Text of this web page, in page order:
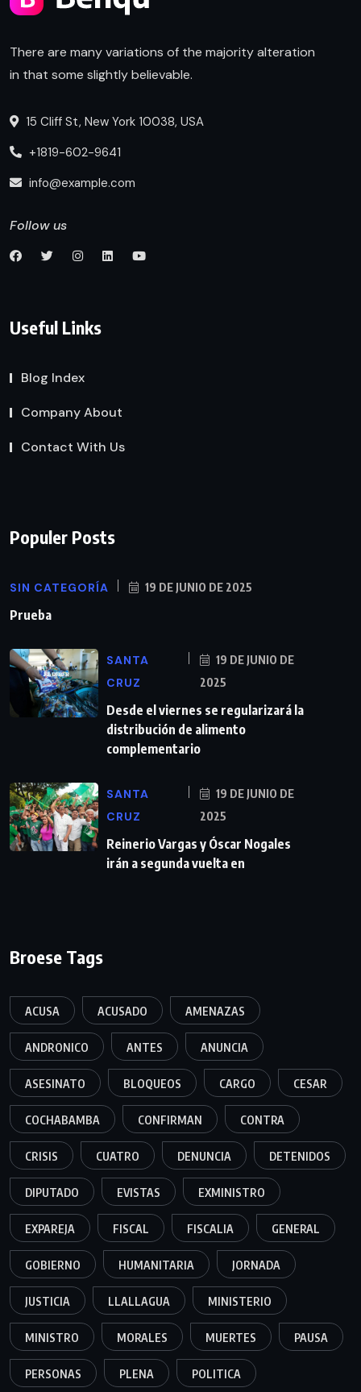
There are many variations of the majority alteration
in that some slightly believable.
15 Cliff St, New York 10038, USA
+1819-602-9641
info@example.com
Follow us
Useful Links
Blog Index
Company About
Contact With Us
Populer Posts
SIN CATEGORÍA 19 DE JUNIO DE 2025
Prueba
SANTA
CRUZ
19 DE JUNIO DE
2025
Desde el viernes se regularizará la
distribución de alimento
complementario
SANTA
CRUZ
19 DE JUNIO DE
2025
Reinerio Vargas y Óscar Nogales
irán a segunda vuelta en
Broese Tags
ACUSA ACUSADO AMENAZAS
ANDRONICO ANTES ANUNCIA
ASESINATO BLOQUEOS CARGO CESAR
COCHABAMBA CONFIRMAN CONTRA
CRISIS CUATRO DENUNCIA DETENIDOS
DIPUTADO EVISTAS EXMINISTRO
EXPAREJA FISCAL FISCALIA GENERAL
GOBIERNO HUMANITARIA JORNADA
JUSTICIA LLALLAGUA MINISTERIO
MINISTRO MORALES MUERTES PAUSA
PERSONAS PLENA POLITICA